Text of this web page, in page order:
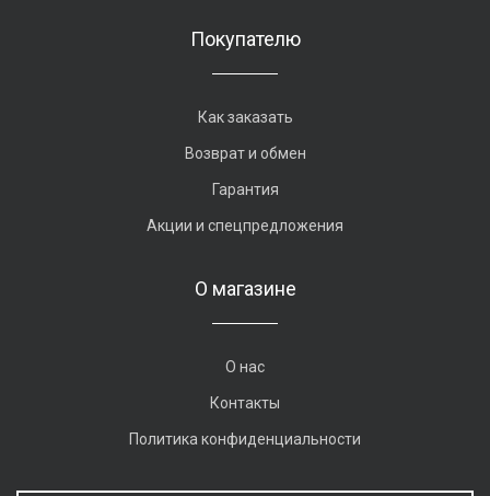
Покупателю
Как заказать
Возврат и обмен
Гарантия
Акции и спецпредложения
О магазине
О нас
Контакты
Политика конфиденциальности